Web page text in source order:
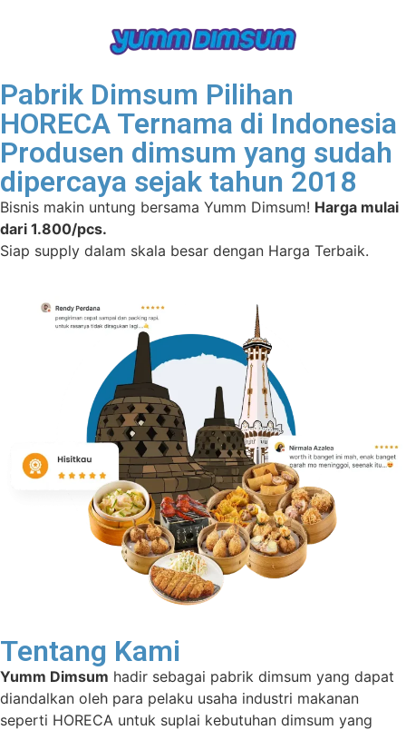
Pabrik Dimsum Pilihan
HORECA Ternama di Indonesia
Produsen dimsum yang sudah
dipercaya sejak tahun 2018
Bisnis makin untung bersama Yumm Dimsum! Harga mulai
dari 1.800/pcs.
Siap supply dalam skala besar dengan Harga Terbaik.
Tentang Kami
Yumm Dimsum hadir sebagai pabrik dimsum yang dapat
diandalkan oleh para pelaku usaha industri makanan
seperti HORECA untuk suplai kebutuhan dimsum yang